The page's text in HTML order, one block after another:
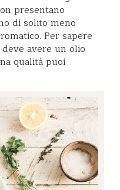
presentano
di solito meno
Per sapere
avere un olio
qualità puoi